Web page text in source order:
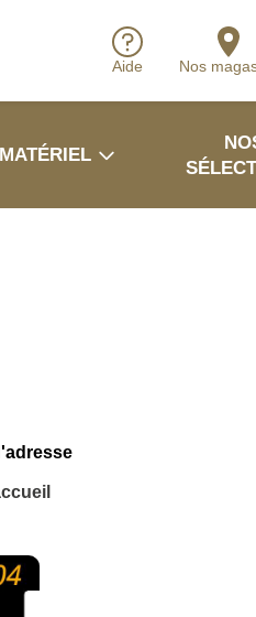
Aide Nos
MATÉRIEL